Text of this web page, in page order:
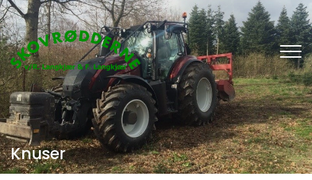
Gå
til
hovedindhold
Knuser